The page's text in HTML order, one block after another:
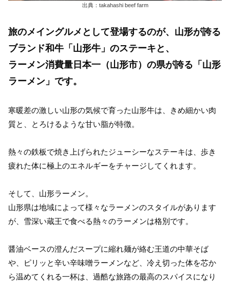
出典：takahashi beef farm
旅のメイングルメとして登場するのが、山形が誇る
ブランド和牛「山形牛」のステーキと、
ラーメン消費量日本一（山形市）の県が誇る「山形
ラーメン」です。
寒暖差の激しい山形の気候で育った山形牛は、きめ細かい肉
質と、とろけるような甘い脂が特徴。
熱々の鉄板で焼き上げられたジューシーなステーキは、歩き
疲れた体に極上のエネルギーをチャージしてくれます。
そして、山形ラーメン。
山形県は地域によって様々なラーメンのスタイルがあります
が、雪深い蔵王で食べる熱々のラーメンは格別です。
醤油ベースの澄んだスープに縮れ麺が絡む王道の中華そば
や、ピリッと辛い辛味噌ラーメンなど、冷え切った体を芯か
ら温めてくれる一杯は、過酷な旅路の最高のスパイスになり